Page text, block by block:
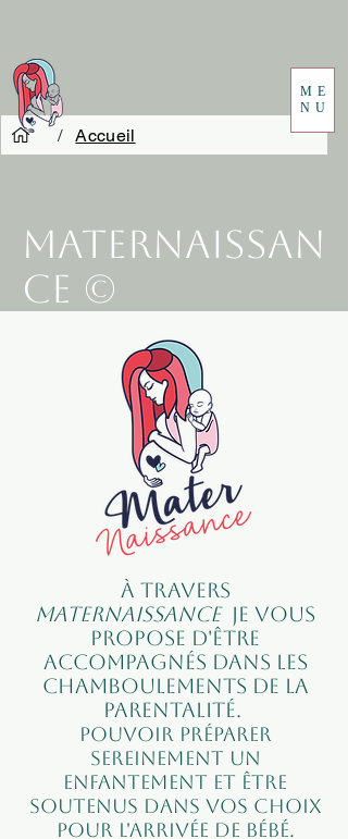
ME
NU
/ Accueil
Maternaissan
ce ©
À travers
Maternaissance je vous
propose d'être
accompagnés dans les
chamboulements de la
parentalité.
Pouvoir préparer
sereinement un
enfantement et être
soutenus dans vos choix
pour l'arrivée de bébé.